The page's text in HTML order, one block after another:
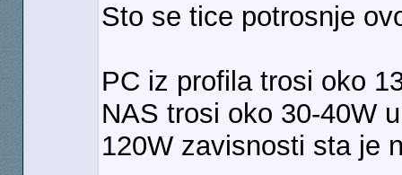
Sto se tice potrosnje
PC iz profila trosi oko
NAS trosi oko 30-40W
120W zavisnosti sta je